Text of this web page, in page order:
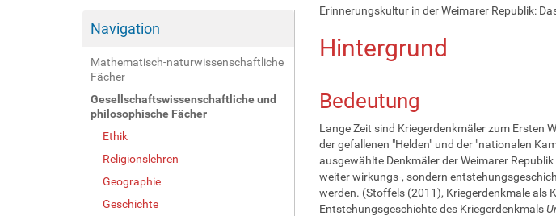
Navigation
Mathematisch-naturwissenschaftliche
Fächer
Gesellschaftswissenschaftliche und
philosophische Fächer
Ethik
Religionslehren
Geographie
Geschichte
Erinnerungskultur in der Weimarer Republik:
Hintergrund
Bedeutung
Lange Zeit sind Kriegerdenkmäler zum Ersten
der gefallenen "Helden" und der "nationalen
ausgewählte Denkmäler der Weimarer
weiter wirkungs-, sondern
werden. (Stoffels (2011), Kriegerdenkmale als
Entstehungsgeschichte des Kriegerdenkmals